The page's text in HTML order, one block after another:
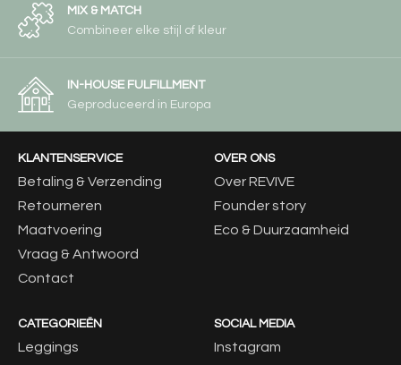
MIX & MATCH
Combineer elke stijl of kleur
IN-HOUSE FULFILLMENT
Geproduceerd in Europa
KLANTENSERVICE
Betaling & Verzending
Retourneren
Maatvoering
Vraag & Antwoord
Contact
OVER ONS
Over REVIVE
Founder story
Eco & Duurzaamheid
CATEGORIEËN
Leggings
SOCIAL MEDIA
Instagram